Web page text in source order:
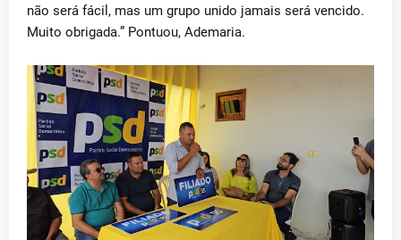
não será fácil, mas um grupo unido jamais será vencido.
Muito obrigada.” Pontuou, Ademaria.